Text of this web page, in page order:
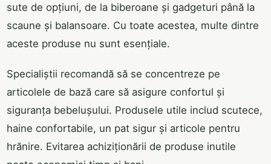
sute de opțiuni, de la biberoane și gadgeturi până la
scaune și balansoare. Cu toate acestea, multe dintre
aceste produse nu sunt esențiale.
Specialiștii recomandă să se concentreze pe
articolele de bază care să asigure confortul și
siguranța bebelușului. Produsele utile includ scutece,
haine confortabile, un pat sigur și articole pentru
hrănire. Evitarea achiziționării de produse inutile